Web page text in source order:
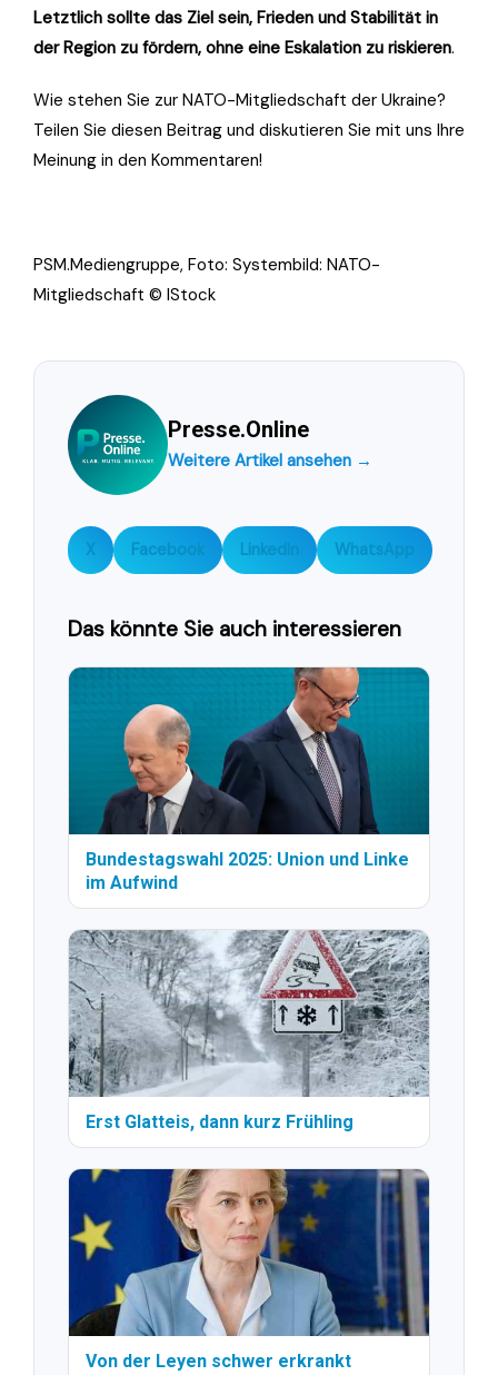
Letztlich sollte das Ziel sein, Frieden und Stabilität in
der Region zu fördern, ohne eine Eskalation zu riskieren.
Wie stehen Sie zur NATO-Mitgliedschaft der Ukraine?
Teilen Sie diesen Beitrag und diskutieren Sie mit uns Ihre
Meinung in den Kommentaren!
PSM.Mediengruppe, Foto: Systembild: NATO-
Mitgliedschaft © IStock
Presse.Online
Weitere Artikel ansehen →
X Facebook LinkedIn WhatsApp
Das könnte Sie auch interessieren
Bundestagswahl 2025: Union und Linke
im Aufwind
Erst Glatteis, dann kurz Frühling
Von der Leyen schwer erkrankt